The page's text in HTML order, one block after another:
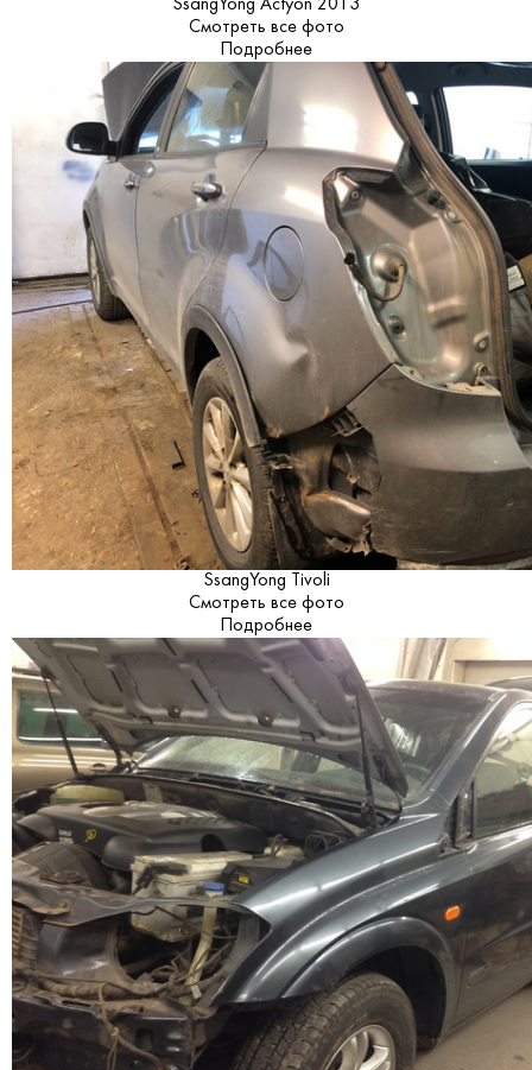
SsangYong Actyon 2013
Смотреть все фото
Подробнее
SsangYong Tivoli
Смотреть все фото
Подробнее